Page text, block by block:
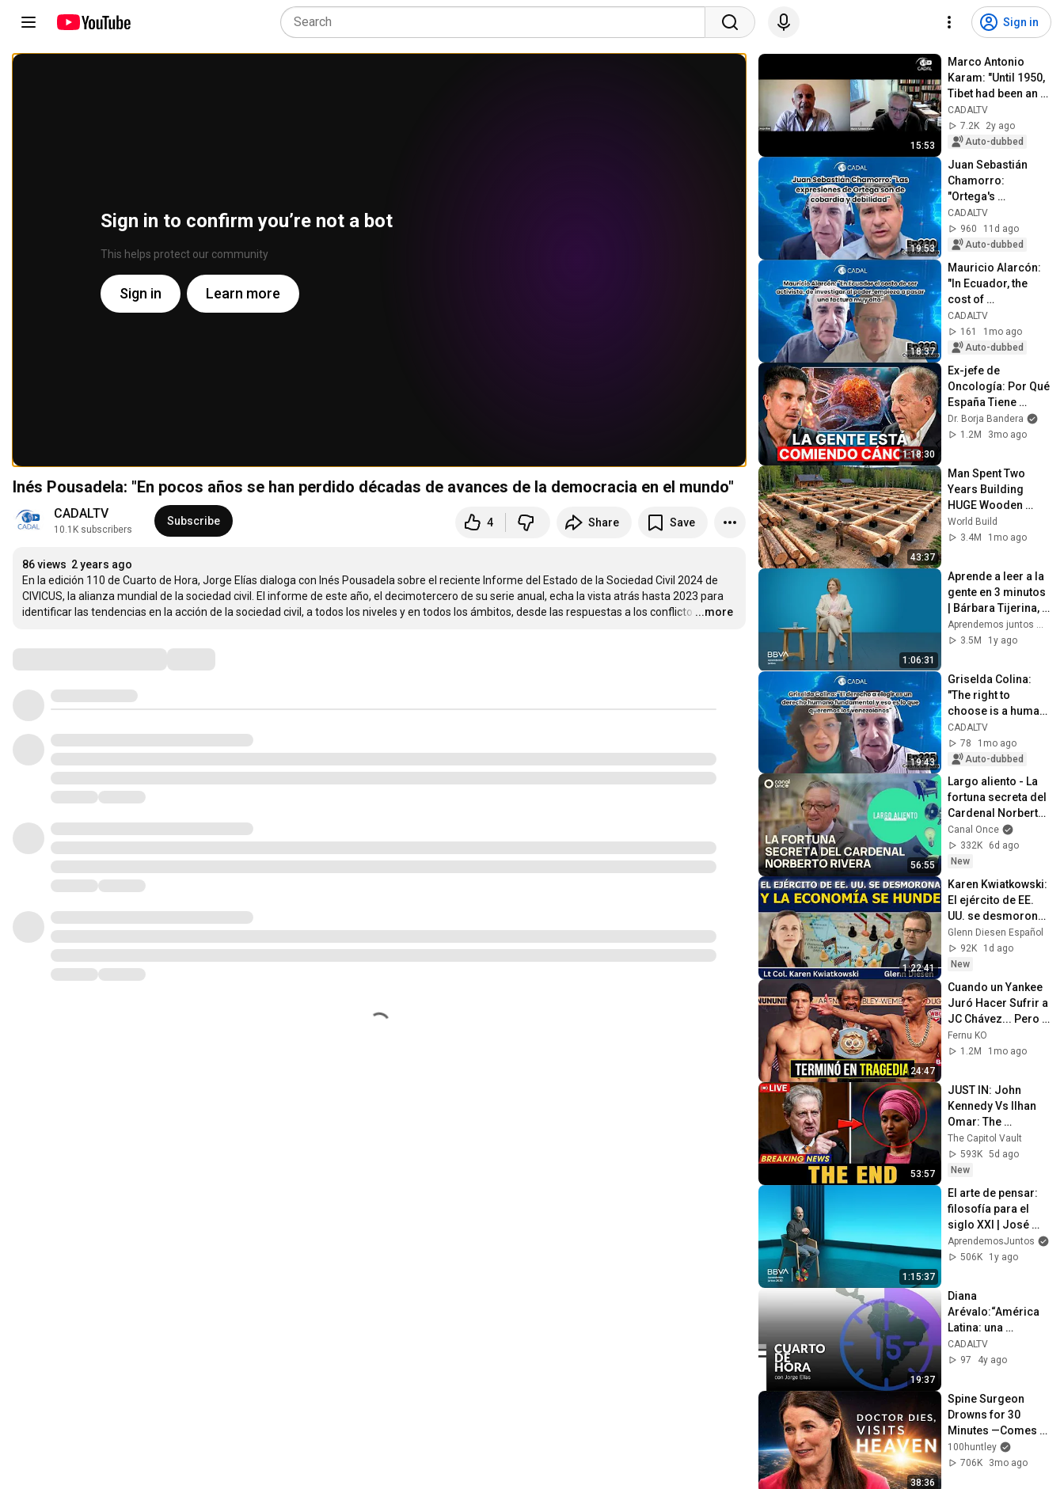
Sign in
Sign in to confirm you’re not a bot
This helps protect our community
Sign in Learn more
Inés Pousadela: "En pocos años se han perdido décadas de avances de la democracia en el mundo"
CADALTV
10.1K subscribers
Subscribe 4 Share Save
86 views 2 years ago
En la edición 110 de Cuarto de Hora, Jorge Elías dialoga con Inés Pousadela sobre el reciente Informe del Estado de la Sociedad Civil 2024 de
CIVICUS, la alianza mundial de la sociedad civil. El informe de este año, el decimotercero de su serie anual, echa la vista atrás hasta 2023 para
identificar las tendencias en la acción de la sociedad civil, a todos los niveles y en todos los ámbitos, desde las respuestas a los conflicto …
...more
15:53
Marco Antonio
Karam: "Until 1950,
Tibet had been an
independent nation"
CADALTV
7.2K
2y ago
Auto-dubbed
19:53
Juan Sebastián
Chamorro:
"Ortega's
statements are
those of cowardice
and weakness"
CADALTV
960
11d ago
Auto-dubbed
18:37
Mauricio Alarcón:
"In Ecuador, the
cost of
investigating those
in power is starting
to take a ver...
CADALTV
161
1mo ago
Auto-dubbed
1:18:30
Ex-jefe de
Oncología: Por Qué
España Tiene
Tantos Casos de
Cáncer (la
Dr. Borja Bandera
1.2M
3mo ago
43:37
Man Spent Two
Years Building
HUGE Wooden
House for his
Family | Start to
World Build
3.4M
1mo ago
1:06:31
Aprende a leer a la
gente en 3 minutos
| Bárbara Tijerina,
experta en
comunicación no
3.5M
1y ago
19:43
Griselda Colina:
"The right to
choose is a human
right, and that is
what we
Venezuelans want"
CADALTV
78
1mo ago
Auto-dubbed
56:55
Largo aliento - La
fortuna secreta del
Cardenal Norberto
Rivera (01/08/2026)
Canal Once
332K
6d ago
New
1:22:41
Karen Kwiatkowski:
El ejército de EE.
UU. se desmorona
y la economía se
hunde
Glenn Diesen Español
92K
1d ago
New
24:47
Cuando un Yankee
Juró Hacer Sufrir a
JC Chávez... Pero
le Dió la Paliza del
Año!
Fernu KO
1.2M
1mo ago
53:57
JUST IN: John
Kennedy Vs Ilhan
Omar: The
Financial Evidence
Nobody Saw
Coming
The Capitol Vault
593K 5d ago
New
1:15:37
El arte de pensar:
filosofía para el
siglo XXI | José
Carlos Ruiz,
filósofo y profesor
AprendemosJuntos
506K
1y ago
19:37
Diana
Arévalo:“América
Latina: una
tendencia
autoritaria q
artísticas"
CADALTV
97
4y ago
38:36
Spine Surgeon
Drowns for 30
Minutes —Comes
Back With a List
100huntley
706K
3mo ago